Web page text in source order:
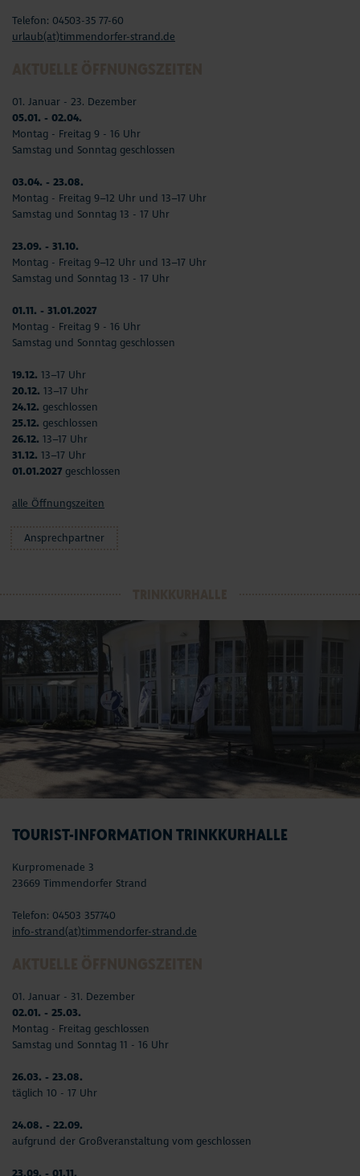
Telefon: 04503-35 77-60
urlaub(at)timmendorfer-strand.de
01. Januar - 23. Dezember
05.01. - 02.04.
Montag - Freitag 9 - 16 Uhr
Samstag und Sonntag geschlossen
03.04. - 23.08.
Montag - Freitag 9–12 Uhr und 13–17 Uhr
Samstag und Sonntag 13 - 17 Uhr
23.09. - 31.10.
Montag - Freitag 9–12 Uhr und 13–17 Uhr
Samstag und Sonntag 13 - 17 Uhr
01.11. - 31.01.2027
Montag - Freitag 9 - 16 Uhr
Samstag und Sonntag geschlossen
19.12. 13–17 Uhr
20.12. 13–17 Uhr
24.12. geschlossen
25.12. geschlossen
26.12. 13–17 Uhr
31.12. 13–17 Uhr
01.01.2027 geschlossen
alle Öffnungszeiten
Ansprechpartner
TOURIST-INFORMATION TRINKKURHALLE
Kurpromenade 3
23669 Timmendorfer Strand
Telefon: 04503 357740
info-strand(at)timmendorfer-strand.de
01. Januar - 31. Dezember
02.01. - 25.03.
Montag - Freitag geschlossen
Samstag und Sonntag 11 - 16 Uhr
26.03. - 23.08.
täglich 10 - 17 Uhr
24.08. - 22.09.
aufgrund der Großveranstaltung vom geschlossen